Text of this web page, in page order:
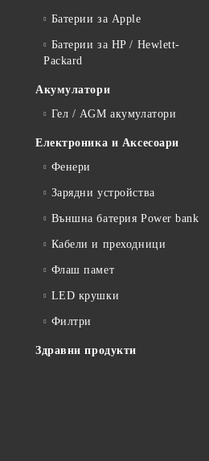
Батерии за Apple
Батерии за HP / Hewlett-
Packard
Акумулатори
Гел / AGM акумулатори
Електроника и Аксесоари
Фенери
Зарядни устройства
Външна батерия Power bank
Кабели и преходници
Флаш памет
LED крушки
Филтри
Здравни продукти